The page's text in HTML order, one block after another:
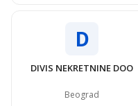
D
DIVIS NEKRETNINE DOO
Beograd